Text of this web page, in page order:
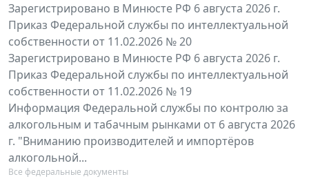
Зарегистрировано в Минюсте РФ 6 августа 2026 г.
Приказ Федеральной службы по интеллектуальной
собственности от 11.02.2026 № 20
Зарегистрировано в Минюсте РФ 6 августа 2026 г.
Приказ Федеральной службы по интеллектуальной
собственности от 11.02.2026 № 19
Информация Федеральной службы по контролю за
алкогольным и табачным рынками от 6 августа 2026
г. "Вниманию производителей и импортёров
алкогольной...
Все федеральные документы